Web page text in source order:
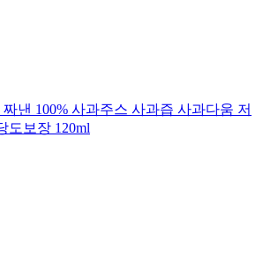
낸 100% 사과주스 사과즙 사과다움 저
도보장 120ml